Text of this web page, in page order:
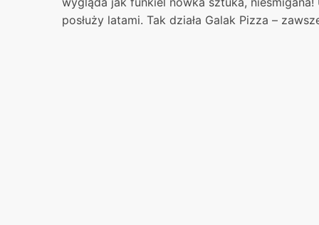
posłuży latami. Tak działa Galak Pizza –